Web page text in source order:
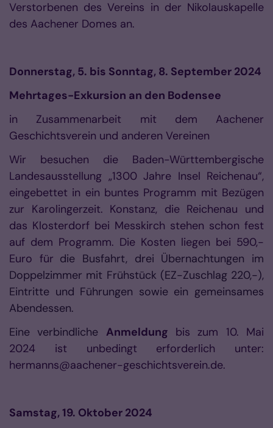
Verstorbenen des Vereins in der Nikolauskapelle
des Aachener Domes an.
Donnerstag, 5. bis Sonntag, 8. September 2024
Mehrtages-Exkursion an den Bodensee
in Zusammenarbeit mit dem Aachener
Geschichtsverein und anderen Vereinen
Wir besuchen die Baden-Württembergische
Landesausstellung „1300 Jahre Insel Reichenau“,
eingebettet in ein buntes Programm mit Bezügen
zur Karolingerzeit. Konstanz, die Reichenau und
das Klosterdorf bei Messkirch stehen schon fest
auf dem Programm. Die Kosten liegen bei 590,-
Euro für die Busfahrt, drei Übernachtungen im
Doppelzimmer mit Frühstück (EZ-Zuschlag 220,-),
Eintritte und Führungen sowie ein gemeinsames
Abendessen.
Eine verbindliche Anmeldung bis zum 10. Mai
2024 ist unbedingt erforderlich unter:
hermanns@aachener-geschichtsverein.de.
Samstag, 19. Oktober 2024